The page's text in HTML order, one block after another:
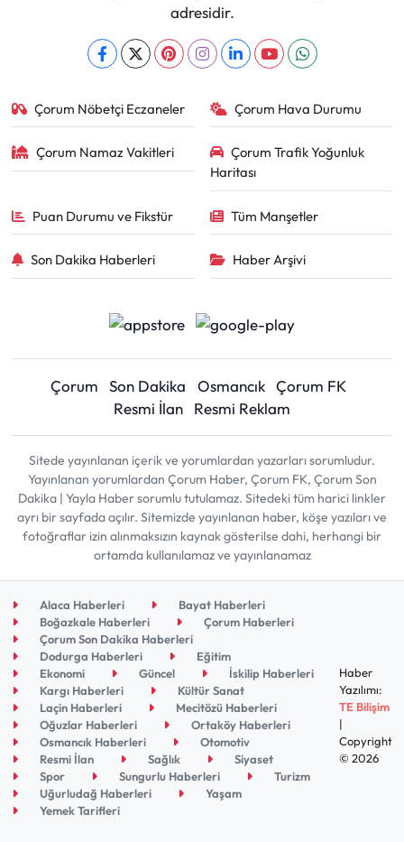
adresidir.
Çorum Nöbetçi Eczaneler Çorum Hava Durumu
Çorum Namaz Vakitleri
Çorum Trafik Yoğunluk
Haritası
Puan Durumu ve Fikstür Tüm Manşetler
Son Dakika Haberleri Haber Arşivi
Çorum Son Dakika Osmancık Çorum FK
Resmi İlan
Resmi Reklam
Sitede yayınlanan içerik ve yorumlardan yazarları sorumludur.
Yayınlanan yorumlardan Çorum Haber, Çorum FK, Çorum Son
Dakika | Yayla Haber sorumlu tutulamaz. Sitedeki tüm harici linkler
ayrı bir sayfada açılır. Sitemizde yayınlanan haber, köşe yazıları ve
fotoğraflar izin alınmaksızın kaynak gösterilse dahi, herhangi bir
ortamda kullanılamaz ve yayınlanamaz
Alaca Haberleri
Bayat Haberleri
Boğazkale Haberleri
Çorum Haberleri
Çorum Son Dakika Haberleri
Dodurga Haberleri
Eğitim
Ekonomi
Güncel
İskilip Haberleri
Kargı Haberleri
Kültür Sanat
Laçin Haberleri
Mecitözü Haberleri
Oğuzlar Haberleri
Ortaköy Haberleri
Osmancık Haberleri
Otomotiv
Resmi İlan
Sağlık
Siyaset
Spor
Sungurlu Haberleri
Turizm
Uğurludağ Haberleri
Yaşam
Yemek Tarifleri
Haber
Yazılımı:
TE Bilişim
|
Copyright
© 2026